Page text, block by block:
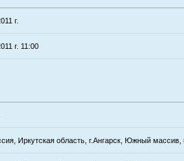
г.
г. 11:00
Иркутская область, г.Ангарск, Южный